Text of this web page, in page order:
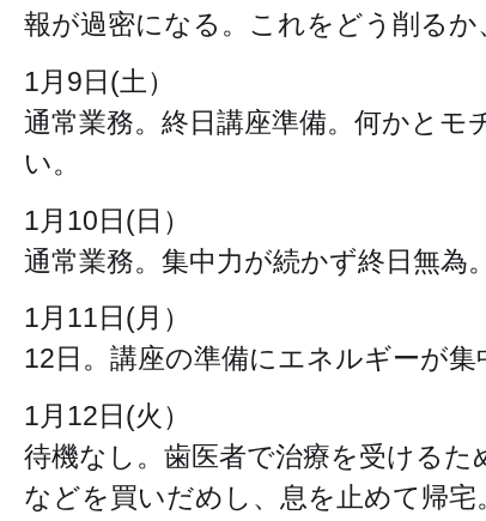
報が過密になる。これをどう削るか
1月9日(土）
通常業務。終日講座準備。何かと
い。
1月10日(日）
通常業務。集中力が続かず終日無為。
1月11日(月）
12日。講座の準備にエネルギーが集
1月12日(火）
待機なし。歯医者で治療を受ける
などを買いだめし、息を止めて帰